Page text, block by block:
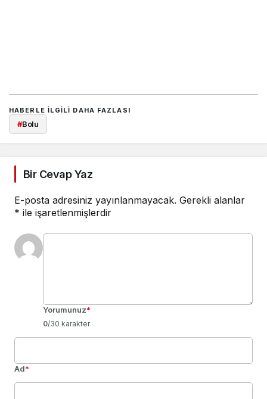
HABERLE ILGILI DAHA FAZLASI
#Bolu
Bir Cevap Yaz
E-posta adresiniz yayınlanmayacak. Gerekli alanlar
* ile işaretlenmişlerdir
Yorumunuz*
0/30 karakter
Ad*